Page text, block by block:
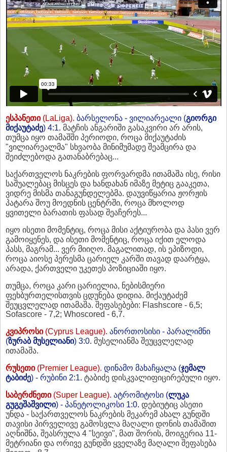
ესპანეთი (LaLiga). ბარსელონა - ვილიარეალი (გიორგი
მიქაუტაძე) 4:1. მატჩის ანგარიში გასაკვირი არ არის,
თუმცა იყო თამაშში პერიოდი, როცა მიქაუტაძის
"ვილიარეალმა" სხვაობა მინიმუმადე შეამცირა და
შეიძლებოდა გათანაბრებაც...
საქართველოს ნაკრების ფორვარდმა ითამაშა ისე, რისი
საშუალებაც მისცეს და ხანდახან იმაზე მეტიც გააკეთა,
ვიდრე მისმა თანაგუნდელებმა. დაუვიწყარია ჟორჟის
პატარა შოუ მოედნის ცენტრში, როცა მხოლოდ
ყვითელი ბარათის ფასად შეაჩერეს...
იყო ისეთი მომენტიც, როცა მისი აქტიურობა და პასი ვერ
გამოიყენეს, და ისეთი მომენტიც, როცა იქით ელოდა
პასს, მაგრამ... ვერ მიიღო. მაგალითად, ის ეპიზოდი,
როცა აიოსე პერესმა ცარიელ კარში თავად დაარტყა,
არადა, ქართველი უკეთეს პოზიციაში იყო.
თუმცა, როცა კარი ცარიელია, ნებისმიერი
ფეხბურთელისთვის ცდუნება დიდია. მიქაუტაძემ
შეუცვლელად ითამაშა. შეფასებები: Flashscore - 6,5;
Sofascore - 7,2; Whoscored - 6,7.
კვიპროსი (Cyprus League). ანორთოსისი - პარალიმნი
(ზურაბ მუსელიანი) 3:0. მუსელიანმა შეუცვლელად
ითამაშა.
რუსეთი (Premier League). დინამო მახაჩყალა (ჯემალ
ტაბიძე) - რუბინი 2:1. ტაბიძე დისკვალიფიცირებული იყო.
საბერძნეთი (Super League). ატრომიტოსი (ლუკა
გუგეშაშვილი) - პანეტოლიკოსი 1:0. დებიუტიც ასეთი
უნდა - საქართველოს ნაკრების მეკარემ ახალ გუნდში
თავისი პირველივე გამოსვლა მაღალი დონის თამაშით
აღნიშნა, შეასრულა 4 "სეივი", მათ შორის, მოიგერია 11-
მეტრიანი და ორივე გუნდში ყველაზე მაღალი შეფასება